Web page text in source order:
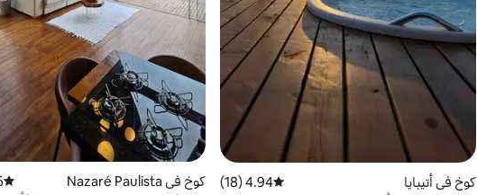
كوخ في أتيبايا متوسط التقييم 4.94 من 5، 18 مراجعات
4.94 (18)
كوخ في Nazaré Paulista